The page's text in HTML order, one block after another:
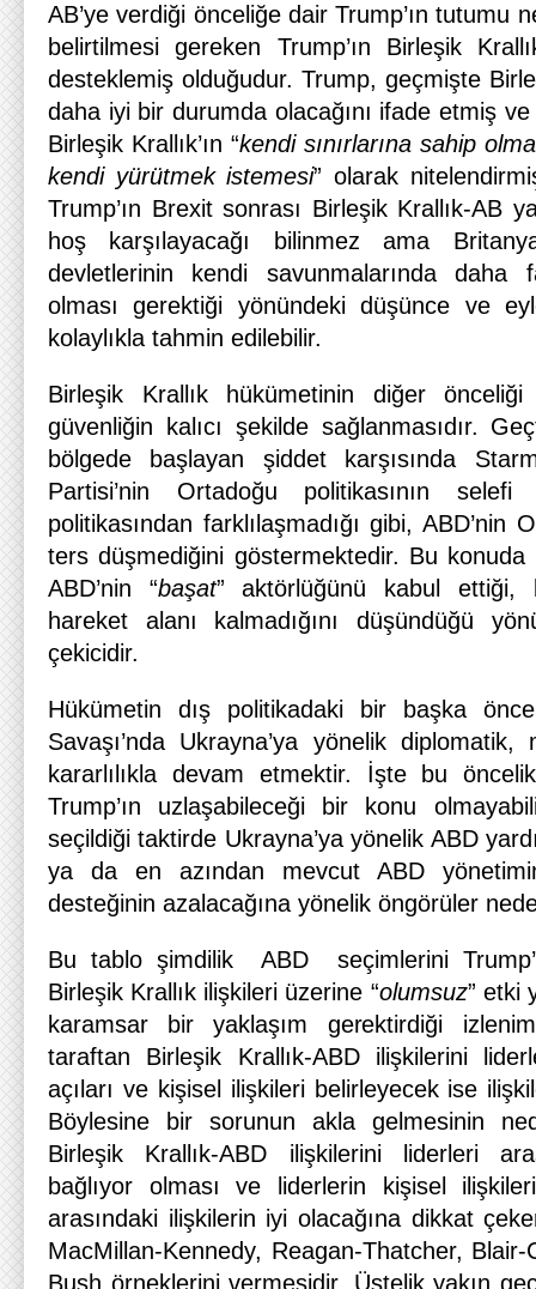
AB’ye verdiği önceliğe dair Trump’ın tutumu
belirtilmesi gereken Trump’ın Birleşik
desteklemiş olduğudur. Trump, geçmişte
daha iyi bir durumda olacağını ifade etmiş ve
Birleşik Krallık’ın “kendi sınırlarına sahip
kendi yürütmek istemesi” olarak
Trump’ın Brexit sonrası Birleşik Krallık-AB
hoş karşılayacağı bilinmez ama
devletlerinin kendi savunmalarında daha
olması gerektiği yönündeki düşünce ve
kolaylıkla tahmin edilebilir.
Birleşik Krallık hükümetinin diğer önceliği
güvenliğin kalıcı şekilde sağlanmasıdır.
bölgede başlayan şiddet karşısında
Partisi’nin Ortadoğu politikasının selefi
politikasından farklılaşmadığı gibi, ABD’nin
ters düşmediğini göstermektedir. Bu konuda
ABD’nin “başat” aktörlüğünü kabul ettiği,
hareket alanı kalmadığını düşündüğü
çekicidir.
Hükümetin dış politikadaki bir başka
Savaşı’nda Ukrayna’ya yönelik
kararlılıkla devam etmektir. İşte bu
Trump’ın uzlaşabileceği bir konu
seçildiği taktirde Ukrayna’ya yönelik ABD
ya da en azından mevcut ABD
desteğinin azalacağına yönelik öngörüler
Bu tablo şimdilik ABD seçimlerini
Birleşik Krallık ilişkileri üzerine “olumsuz” etki
karamsar bir yaklaşım gerektirdiği
taraftan Birleşik Krallık-ABD ilişkilerini
açıları ve kişisel ilişkileri belirleyecek ise
Böylesine bir sorunun akla gelmesinin
Birleşik Krallık-ABD ilişkilerini liderleri
bağlıyor olması ve liderlerin kişisel
arasındaki ilişkilerin iyi olacağına dikkat
MacMillan-Kennedy, Reagan-Thatcher,
Bush örneklerini vermesidir. Üstelik yakın